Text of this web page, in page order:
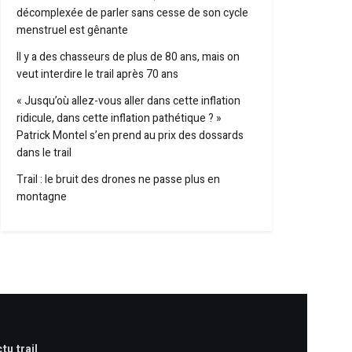
décomplexée de parler sans cesse de son cycle
menstruel est gênante
Il y a des chasseurs de plus de 80 ans, mais on
veut interdire le trail après 70 ans
« Jusqu’où allez-vous aller dans cette inflation
ridicule, dans cette inflation pathétique ? »
Patrick Montel s’en prend au prix des dossards
dans le trail
Trail : le bruit des drones ne passe plus en
montagne